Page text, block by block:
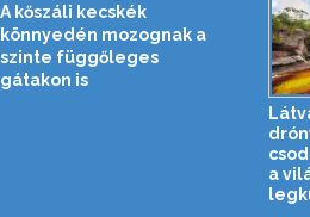
A kőszáli kecskék
könnyedén mozognak a
szinte függőleges
gátakon is
a